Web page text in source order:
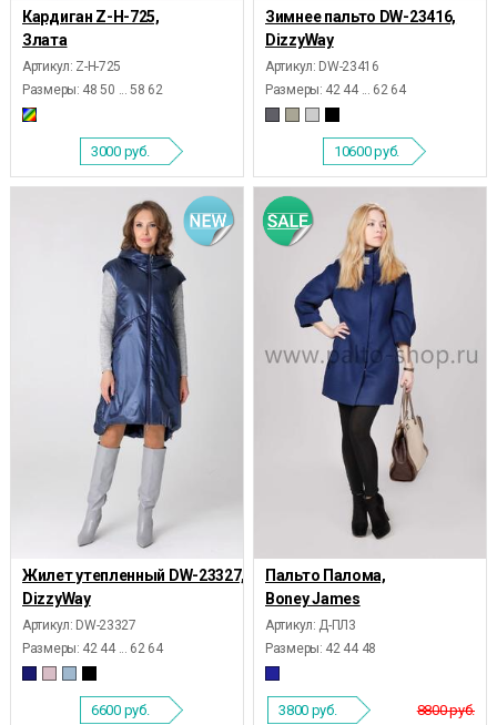
Кардиган Z-Н-725,
Злата
Артикул: Z-Н-725
Размеры: 48 50 ... 58 62
3000 руб.
Зимнее пальто DW-23416,
DizzyWay
Артикул: DW-23416
Размеры: 42 44 ... 62 64
10600руб.
Жилет утепленный DW-23327,
DizzyWay
Артикул: DW-23327
Размеры: 42 44 ... 62 64
6600 руб.
Пальто Палома,
Boney James
Артикул: Д-ПЛ3
Размеры: 42 44 48
8800 руб.
3800 руб.